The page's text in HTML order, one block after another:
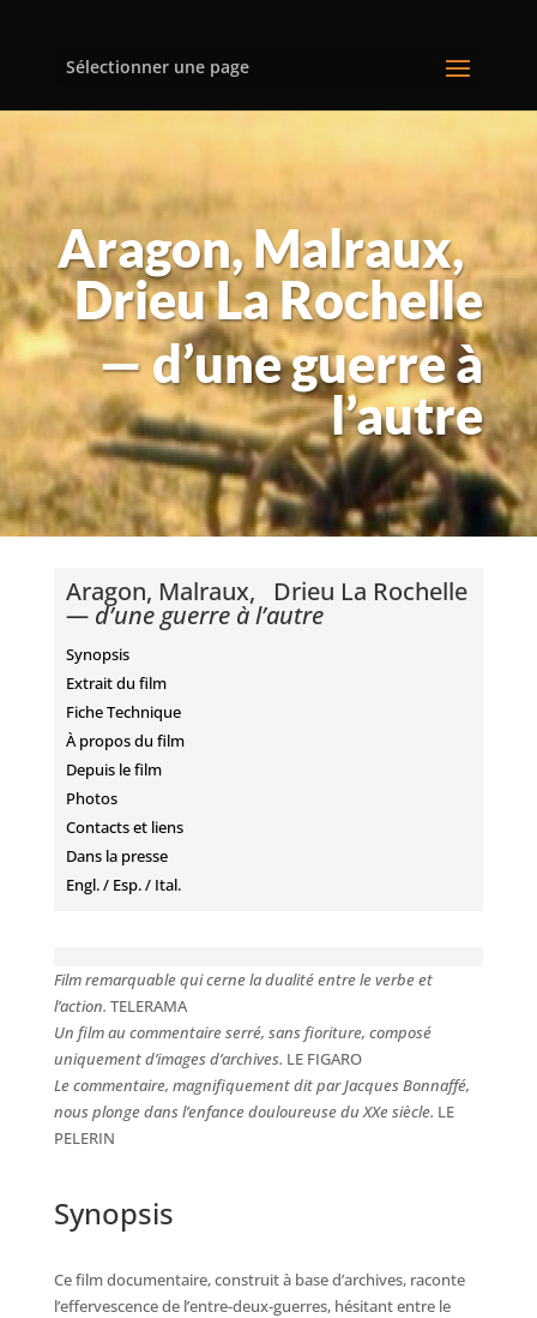
Sélectionner une page
Aragon, Malraux,
Drieu La Rochelle
— d’une guerre à
l’autre
Aragon, Malraux, Drieu La Rochelle
— d’une guerre à l’autre
Synopsis
Extrait du film
Fiche Technique
À propos du film
Depuis le film
Photos
Contacts et liens
Dans la presse
Engl. / Esp. / Ital.
Film remarquable qui cerne la dualité entre le verbe et
l’action. TELERAMA
Un film au commentaire serré, sans fioriture, composé
uniquement d’images d’archives. LE FIGARO
Le commentaire, magnifiquement dit par Jacques Bonnaffé,
nous plonge dans l’enfance douloureuse du XXe siècle. LE
PELERIN
Synopsis
Ce film documentaire, construit à base d’archives, raconte
l’effervescence de l’entre-deux-guerres, hésitant entre le